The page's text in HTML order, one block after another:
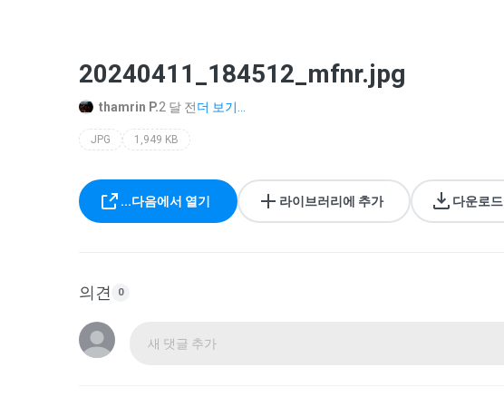
20240411_184512_mfnr.jpg
thamrin P.2 달 전더 보기...
JPG 1,949 KB
...다음에서 열기 라이브러리에 추가 다운로드
의견 0
새 댓글 추가